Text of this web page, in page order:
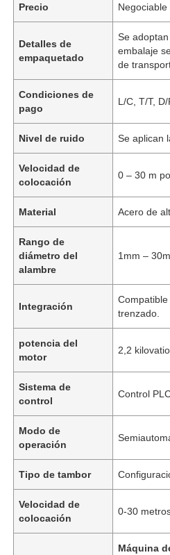
Precio Negociable
Detalles de
empaquetado
Se
embalaje
de
Condiciones de
pago
L/C, T/T, D/
Nivel de ruido Se aplican
Velocidad de
colocación
0 – 30 m
Material Acero de
Rango de
diámetro del
alambre
1mm –
Integración
trenzado.
potencia del
motor
2,2
Sistema de
control
Control
Modo de
operación
Tipo de tambor
Velocidad de
colocación
0-30
Máquina